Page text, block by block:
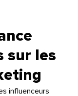
sur les
influenceurs